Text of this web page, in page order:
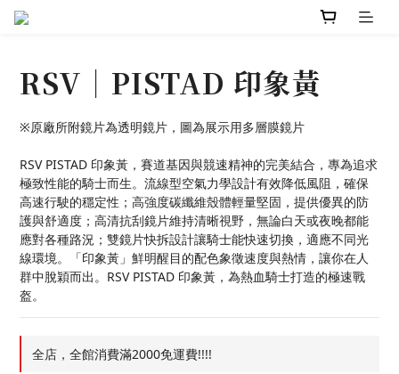
RSV｜PISTAD 印象黃
※原廠所附鏡片為透明鏡片，圖為展示用多層膜鏡片
RSV PISTAD 印象黃，賽道基因與競速精神的完美結合，專為追求
極致性能的騎士而生。流線型空氣力學設計有效降低風阻，確保
高速行駛的穩定性；高強度碳纖維殼體輕量堅固，提供優異的防
護與舒適度；高清抗刮鏡片維持清晰視野，無論白天或夜晚都能
應對各種路況；雙鏡片快拆設計讓騎士能快速切換，適應不同光
線環境。「印象黃」鮮明醒目的配色象徵速度與熱情，讓你在人
群中脫穎而出。RSV PISTAD 印象黃，為熱血騎士打造的極速戰
盔。
全店，全館消費滿2000免運費!!!!